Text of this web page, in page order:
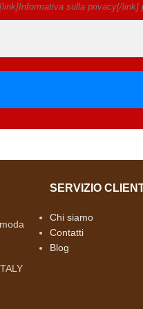
sulla privacy[/link]
SERVIZIO
Chi siamo
Contatti
Blog